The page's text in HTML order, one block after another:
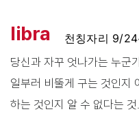
libra
천칭자리 9/
당신과 자꾸 엇나가는 누군
일부러 비뚤게 구는 것인지
하는 것인지 알 수 없다는